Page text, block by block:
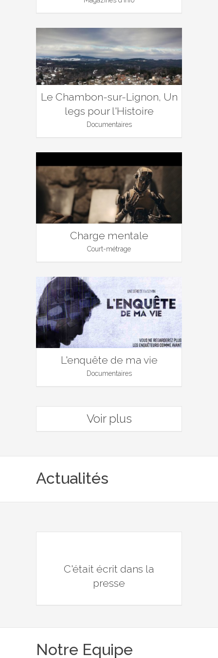
Le Chambon-sur-Lignon, Un
legs pour l'Histoire
Documentaires
Charge mentale
Court-métrage
L'enquête de ma vie
Documentaires
Voir plus
Actualités
C'était écrit dans la
presse
Notre Equipe